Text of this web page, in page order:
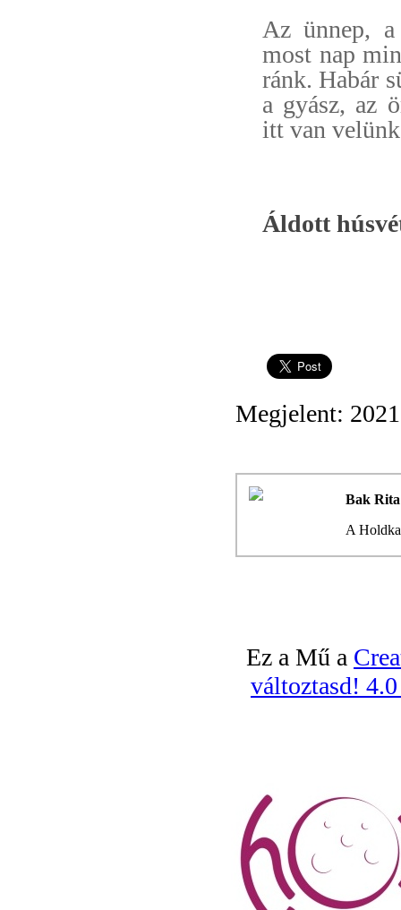
Az ünnep, a
most nap
ránk. Habár
a gyász, az
itt van velünk
Áldott
Megjelent:
Bak Rita
A
Ez a Mű a
változtasd!